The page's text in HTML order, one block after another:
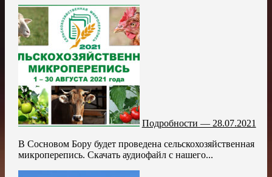
Подробности — 28.07.2021
В Сосновом Бору будет проведена сельскохозяйственная
микроперепись. Скачать аудиофайл с нашего...